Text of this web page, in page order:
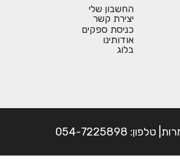
החשבון שלי
יצירת קשר
כניסת ספקים
אודותינו
בלוג